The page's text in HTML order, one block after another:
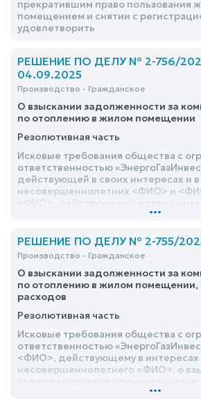
прекратившим право пользования
помещением и снятии с
удовлетворить
РЕШЕНИЕ ПО ДЕЛУ № 2-756/
04.09.2025
Производство - Гражданское
О взыскании задолженности за
по отоплению в жилом помещении
Резолютивная часть
Исковые требования общества с
ответственностью
действующей в своих интересах и
несовершеннолетних <ФИО> и
<ФИО>, действующему в своих
интересах несовершеннолетних
услугу по отоплению в жилом
удовлетворить
...
РЕШЕНИЕ ПО ДЕЛУ № 2-755/
Производство - Гражданское
О взыскании задолженности за
по отоплению в жилом помещении,
расходов
Резолютивная часть
Исковые требования общества с
ответственностью
<ФИО>, действующему в интересах
несовершеннолетнего <ФИО>, о
отоплению в жилом помещении,
...